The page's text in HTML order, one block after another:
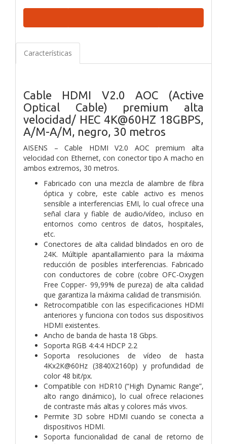
Características
Cable HDMI V2.0 AOC (Active
Optical Cable) premium alta
velocidad/ HEC 4K@60HZ 18GBPS,
A/M-A/M, negro, 30 metros
AISENS – Cable HDMI V2.0 AOC premium alta
velocidad con Ethernet, con conector tipo A macho en
ambos extremos, 30 metros.
Fabricado con una mezcla de alambre de fibra
óptica y cobre, este cable activo es menos
sensible a interferencias EMI, lo cual ofrece una
señal clara y fiable de audio/vídeo, incluso en
entornos como centros de datos, hospitales,
etc.
Conectores de alta calidad blindados en oro de
24K. Múltiple apantallamiento para la máxima
reducción de posibles interferencias. Fabricado
con conductores de cobre (cobre OFC-Oxygen
Free Copper- 99,99% de pureza) de alta calidad
que garantiza la máxima calidad de transmisión.
Retrocompatible con las especificaciones HDMI
anteriores y funciona con todos sus dispositivos
HDMI existentes.
Ancho de banda de hasta 18 Gbps.
Soporta RGB 4:4:4 HDCP 2.2
Soporta resoluciones de vídeo de hasta
4Kx2K@60Hz (3840X2160p) y profundidad de
color 48 bit/px.
Compatible con HDR10 (“High Dynamic Range”,
alto rango dinámico), lo cual ofrece relaciones
de contraste más altas y colores más vivos.
Permite 3D sobre HDMI cuando se conecta a
dispositivos HDMI.
Soporta funcionalidad de canal de retorno de